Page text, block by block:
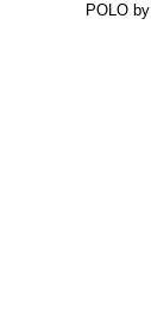
POLO